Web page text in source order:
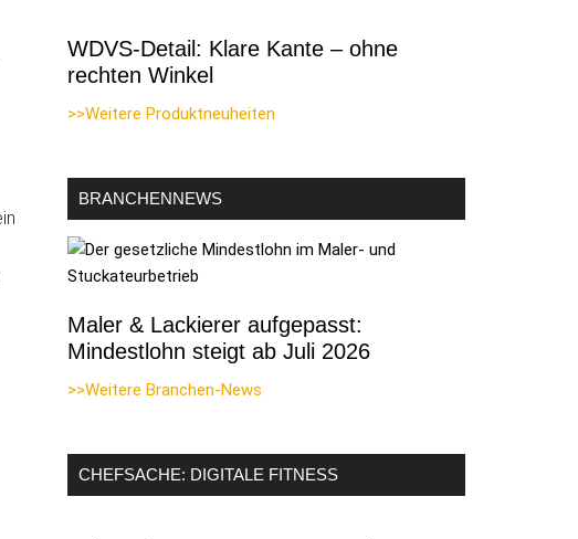
WDVS-Detail: Klare Kante – ohne
rechten Winkel
>>Weitere Produktneuheiten
BRANCHENNEWS
Maler & Lackierer aufgepasst:
Mindestlohn steigt ab Juli 2026
>>Weitere Branchen-News
CHEFSACHE: DIGITALE FITNESS